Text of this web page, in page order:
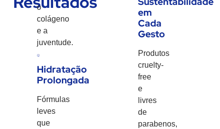
o
colágeno
e a
juventude.
Hidratação
Prolongada
Fórmulas
leves
que
em
Cada
Gesto
Produtos
cruelty-
free
e
livres
de
parabenos,